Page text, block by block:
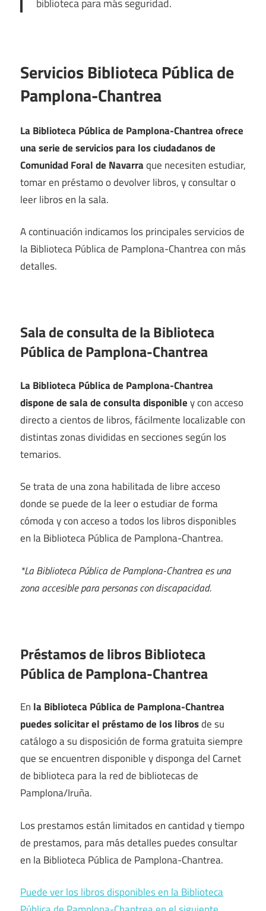
biblioteca para más seguridad.
Servicios Biblioteca Pública de
Pamplona-Chantrea
La Biblioteca Pública de Pamplona-Chantrea ofrece
una serie de servicios para los ciudadanos de
Comunidad Foral de Navarraque necesiten estudiar,
tomar en préstamo o devolver libros, y consultar o
leer libros en la sala.
A continuación indicamos los principales servicios de
la Biblioteca Pública de Pamplona-Chantrea con más
detalles.
Sala de consulta de la Biblioteca
Pública de Pamplona-Chantrea
La Biblioteca Pública de Pamplona-Chantrea
dispone de sala de consulta disponibley con acceso
directo a cientos de libros, fácilmente localizable con
distintas zonas divididas en secciones según los
temarios.
Se trata de una zona habilitada de libre acceso
donde se puede de la leer o estudiar de forma
cómoda y con acceso a todos los libros disponibles
en la Biblioteca Pública de Pamplona-Chantrea.
*La Biblioteca Pública de Pamplona-Chantrea es una
zona accesible para personas con discapacidad.
Préstamos de libros Biblioteca
Pública de Pamplona-Chantrea
En la Biblioteca Pública de Pamplona-Chantrea
puedes solicitar el préstamo de los librosde su
catálogo a su disposición de forma gratuita siempre
que se encuentren disponible y disponga del Carnet
de biblioteca para la red de bibliotecas de
Pamplona/Iruña.
Los prestamos están limitados en cantidad y tiempo
de prestamos, para más detalles puedes consultar
en la Biblioteca Pública de Pamplona-Chantrea.
Puede ver los libros disponibles en la Biblioteca